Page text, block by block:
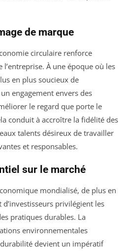
de marque
circulaire renforce
À une époque où les
en plus soucieux de
engagement envers des
le regard que porte le
conduit à accroître la fidélité des
talents désireux de travailler
et responsables.
sur le marché
mondialisé, de plus en
privilégient les
pratiques durables. La
environnementales
devient un impératif